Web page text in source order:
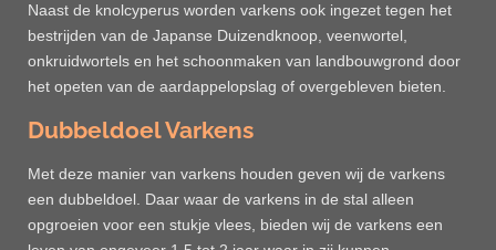
Naast de knolcyperus worden varkens ook ingezet tegen het
bestrijden van de Japanse Duizendknoop, veenwortel,
onkruidwortels en het schoonmaken van landbouwgrond door
het opeten van de aardappelopslag of overgebleven bieten.
Dubbeldoel Varkens
Met deze manier van varkens houden geven wij de varkens
een dubbeldoel. Daar waar de varkens in de stal alleen
opgroeien voor een stukje vlees, bieden wij de varkens een